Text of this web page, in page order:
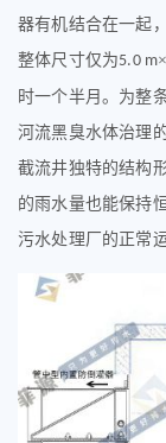
器有机结合在一起
整体尺寸仅为5.0 m×
时一个半月。为整
河流黑臭水体治理
截流井独特的结构
的雨水量也能保持
污水处理厂的正常运